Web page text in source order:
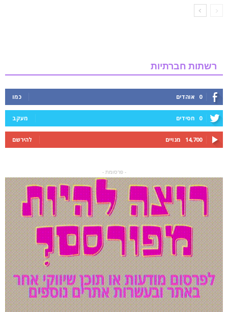
רשתות חברתיות
0 אוהדים כמו
0 חסידים מעקב
14,700 מנויים להירשם
- פרסומת -